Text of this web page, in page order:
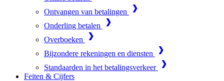
Ontvangen van betalingen
Onderling betalen
Overboeken
Bijzondere rekeningen en diensten
Standaarden in het betalingsverkeer
Feiten & Cijfers